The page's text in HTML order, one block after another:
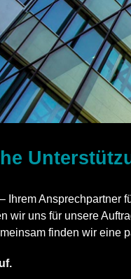
Ihrem
wir uns für unsere
finden wir eine